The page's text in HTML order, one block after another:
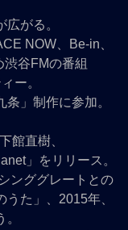
がる。
NOW、Be-in、
谷FMの番組
ー。
」制作に参加。
館直樹、
」をリリース。
ンググレートとの
た」、2015年、